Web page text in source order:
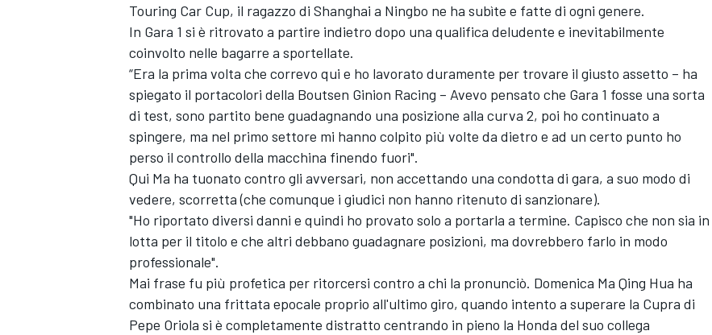
Touring Car Cup, il ragazzo di Shanghai a Ningbo ne ha subìte e fatte di ogni genere.
In Gara 1 si è ritrovato a partire indietro dopo una qualifica deludente e inevitabilmente
coinvolto nelle bagarre a sportellate.
“Era la prima volta che correvo qui e ho lavorato duramente per trovare il giusto assetto – ha
spiegato il portacolori della Boutsen Ginion Racing – Avevo pensato che Gara 1 fosse una sorta
di test, sono partito bene guadagnando una posizione alla curva 2, poi ho continuato a
spingere, ma nel primo settore mi hanno colpito più volte da dietro e ad un certo punto ho
perso il controllo della macchina finendo fuori".
Qui Ma ha tuonato contro gli avversari, non accettando una condotta di gara, a suo modo di
vedere, scorretta (che comunque i giudici non hanno ritenuto di sanzionare).
"Ho riportato diversi danni e quindi ho provato solo a portarla a termine. Capisco che non sia in
lotta per il titolo e che altri debbano guadagnare posizioni, ma dovrebbero farlo in modo
professionale".
Mai frase fu più profetica per ritorcersi contro a chi la pronunciò. Domenica Ma Qing Hua ha
combinato una frittata epocale proprio all'ultimo giro, quando intento a superare la Cupra di
Pepe Oriola si è completamente distratto centrando in pieno la Honda del suo collega